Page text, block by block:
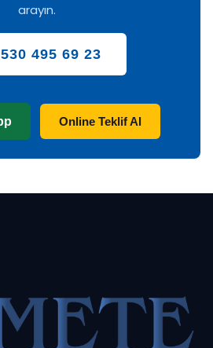
arayın.
495 69 23
Online Teklif Al